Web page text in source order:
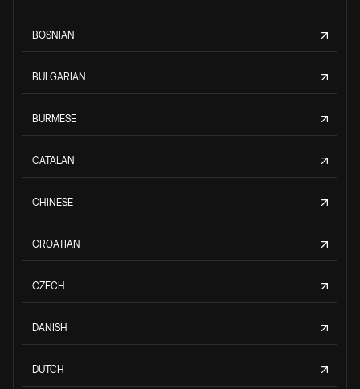
BOSNIAN
BULGARIAN
BURMESE
CATALAN
CHINESE
CROATIAN
CZECH
DANISH
DUTCH